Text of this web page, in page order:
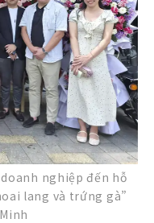
nghiệp đến hỗ
lang và trứng gà”